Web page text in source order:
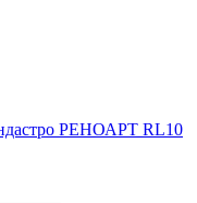
РЕНОАРТ RL10